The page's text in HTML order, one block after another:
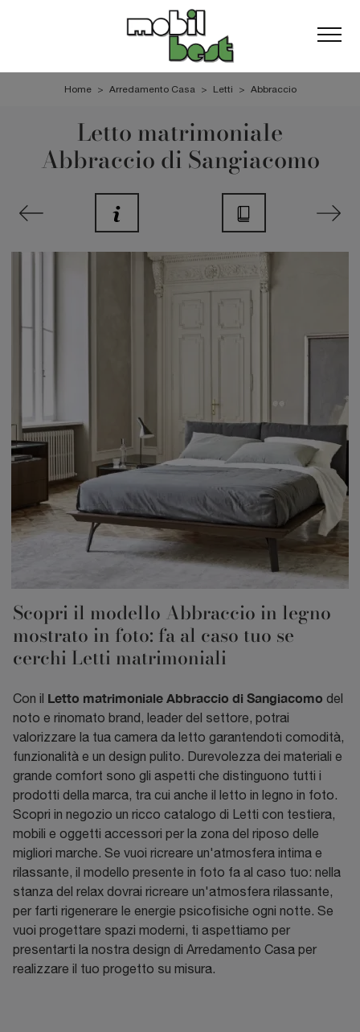
Home > Arredamento Casa > Letti > Abbraccio
Letto matrimoniale
Abbraccio di Sangiacomo
Scopri il modello Abbraccio in legno
mostrato in foto: fa al caso tuo se
cerchi Letti matrimoniali
Con il Letto matrimoniale Abbraccio di Sangiacomo del
noto e rinomato brand, leader del settore, potrai
valorizzare la tua camera da letto garantendoti comodità,
funzionalità e un design pulito. Durevolezza dei materiali e
grande comfort sono gli aspetti che distinguono tutti i
prodotti della marca, tra cui anche il letto in legno in foto.
Scopri in negozio un ricco catalogo di Letti con testiera,
mobili e oggetti accessori per la zona del riposo delle
migliori marche. Se vuoi ricreare un'atmosfera intima e
rilassante, il modello presente in foto fa al caso tuo: nella
stanza del relax dovrai ricreare un'atmosfera rilassante,
per farti rigenerare le energie psicofisiche ogni notte. Se
vuoi progettare spazi moderni, ti aspettiamo per
presentarti la nostra design di Arredamento Casa per
realizzare il tuo progetto su misura.